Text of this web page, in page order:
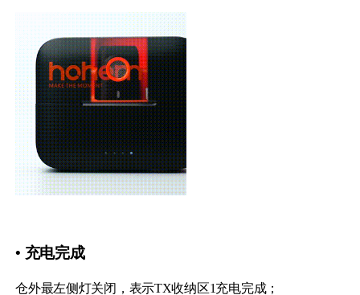
• 充电完成
仓外最左侧灯关闭，表示TX收纳区1充电完成；